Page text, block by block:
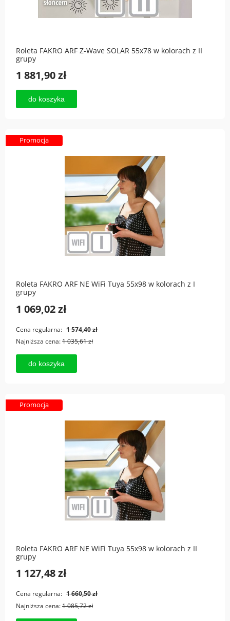
Roleta FAKRO ARF Z-Wave SOLAR 55x78 w kolorach z II
grupy
1 881,90 zł
do koszyka
Roleta FAKRO ARF NE WiFi Tuya 55x98 w kolorach z I
grupy
1 069,02 zł
Cena regularna: 1 574,40 zł
Najniższa cena:1 035,61 zł
do koszyka
Promocja
Roleta FAKRO ARF NE WiFi Tuya 55x98 w kolorach z II
grupy
1 127,48 zł
Cena regularna: 1 660,50 zł
Najniższa cena:1 085,72 zł
Promocja